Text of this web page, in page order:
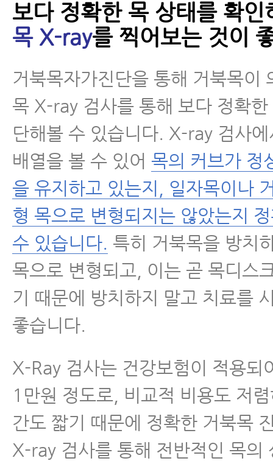
보다 정확한 목 상태를 확인
목 X-ray를 찍어보는 것이
거북목자가진단을 통해 거북목이
목 X-ray 검사를 통해 보다 정확
단해볼 수 있습니다. X-ray 검사
배열을 볼 수 있어 목의 커브가 정
을 유지하고 있는지, 일자목이나
형 목으로 변형되지는 않았는지
수 있습니다. 특히 거북목을 방치
목으로 변형되고, 이는 곧 목디스
기 때문에 방치하지 말고 치료를
좋습니다.
X-Ray 검사는 건강보험이 적용되
1만원 정도로, 비교적 비용도 저
간도 짧기 때문에 정확한 거북목
X-ray 검사를 통해 전반적인 목의